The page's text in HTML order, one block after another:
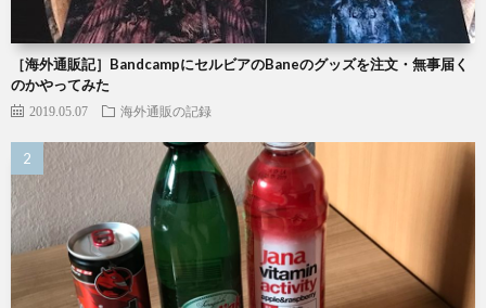
［海外通販記］BandcampにセルビアのBaneのグッズを注文・無事届く
のかやってみた
2019.05.07 海外通販の記録